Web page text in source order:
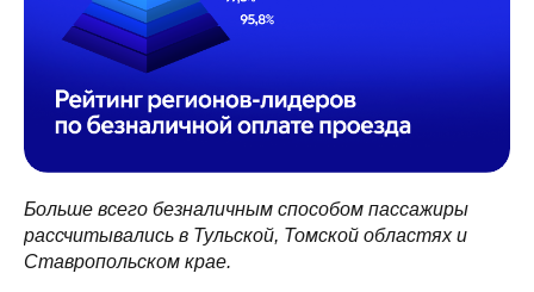
Больше всего безналичным способом пассажиры
рассчитывались в Тульской, Томской областях и
Ставропольском крае.